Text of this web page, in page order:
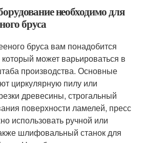
необходимо для
бруса
бруса вам понадобится
может варьироваться в
производства. Основные
циркулярную пилу или
древесины, строгальный
поверхности ламелей, пресс
использовать ручной или
шлифовальный станок для